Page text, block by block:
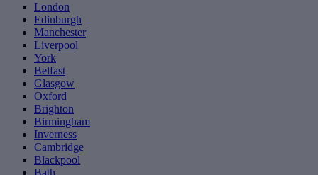
London
Edinburgh
Manchester
Liverpool
York
Belfast
Glasgow
Oxford
Brighton
Birmingham
Inverness
Cambridge
Blackpool